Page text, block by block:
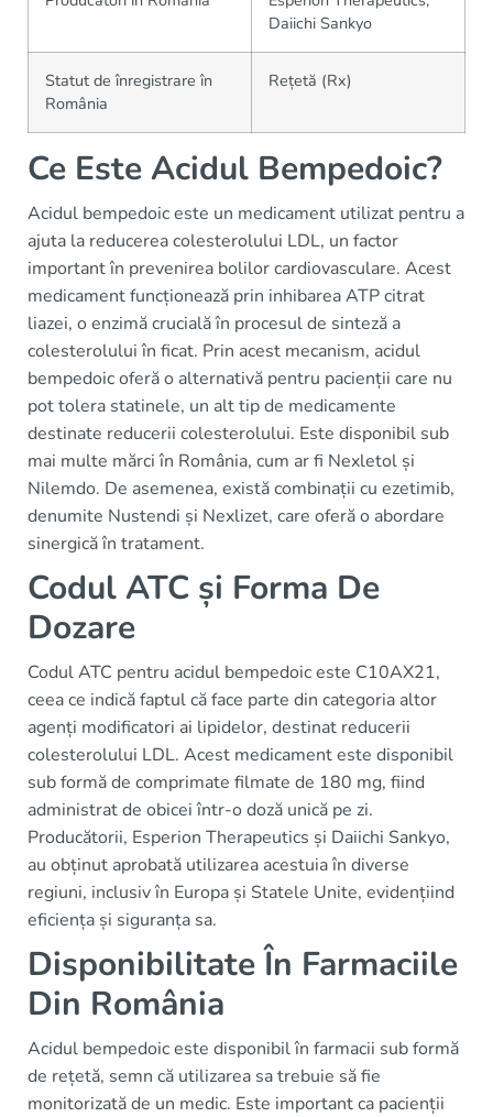
Daiichi Sankyo
Statut de înregistrare în
România
Rețetă (Rx)
Ce Este Acidul Bempedoic?
Acidul bempedoic este un medicament utilizat pentru a
ajuta la reducerea colesterolului LDL, un factor
important în prevenirea bolilor cardiovasculare. Acest
medicament funcționează prin inhibarea ATP citrat
liazei, o enzimă crucială în procesul de sinteză a
colesterolului în ficat. Prin acest mecanism, acidul
bempedoic oferă o alternativă pentru pacienții care nu
pot tolera statinele, un alt tip de medicamente
destinate reducerii colesterolului. Este disponibil sub
mai multe mărci în România, cum ar fi Nexletol și
Nilemdo. De asemenea, există combinații cu ezetimib,
denumite Nustendi și Nexlizet, care oferă o abordare
sinergică în tratament.
Codul ATC și Forma De
Dozare
Codul ATC pentru acidul bempedoic este C10AX21,
ceea ce indică faptul că face parte din categoria altor
agenți modificatori ai lipidelor, destinat reducerii
colesterolului LDL. Acest medicament este disponibil
sub formă de comprimate filmate de 180 mg, fiind
administrat de obicei într-o doză unică pe zi.
Producătorii, Esperion Therapeutics și Daiichi Sankyo,
au obținut aprobată utilizarea acestuia în diverse
regiuni, inclusiv în Europa și Statele Unite, evidențiind
eficiența și siguranța sa.
Disponibilitate În Farmaciile
Din România
Acidul bempedoic este disponibil în farmacii sub formă
de rețetă, semn că utilizarea sa trebuie să fie
monitorizată de un medic. Este important ca pacienții